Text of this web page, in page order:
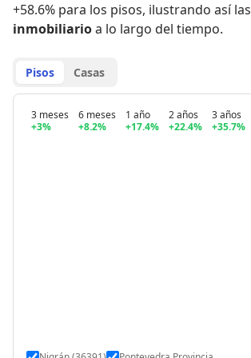
+58.6% para los pisos, ilustrando así las
inmobiliarioa lo largo del tiempo.
Pisos Casas
3 meses
+3%
6 meses
+8.2%
1 año
+17.4%
2 años
+22.4%
3 años
+35.7%